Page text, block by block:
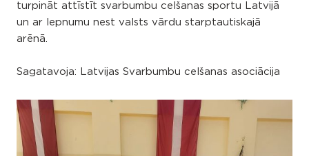
turpināt attīstīt svarbumbu celšanas sportu Latvijā
un ar lepnumu nest valsts vārdu starptautiskajā
arēnā.
Sagatavoja: Latvijas Svarbumbu celšanas asociācija